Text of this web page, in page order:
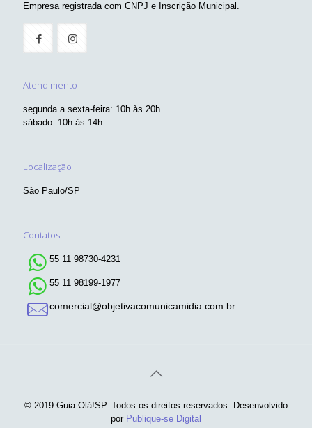
Empresa registrada com CNPJ e Inscrição Municipal.
Atendimento
segunda a sexta-feira: 10h às 20h
sábado: 10h às 14h
Localização
São Paulo/SP
Contatos
55 11 98730-4231
55 11 98199-1977
comercial@objetivacomunicamidia.com.br
© 2019 Guia Olá!SP. Todos os direitos reservados. Desenvolvido
por Publique-se Digital